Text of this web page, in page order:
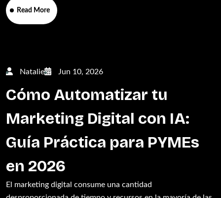
Read More
Natalie Jun 10, 2026
Cómo Automatizar tu
Marketing Digital con IA:
Guía Práctica para PYMEs
en 2026
El marketing digital consume una cantidad